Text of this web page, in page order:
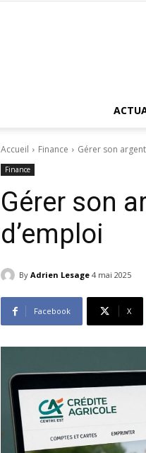
Accueil Finance Gérer son
Finance
Gérer son
d’emploi
By Adrien Lesage 4 mai 2025
Facebook X